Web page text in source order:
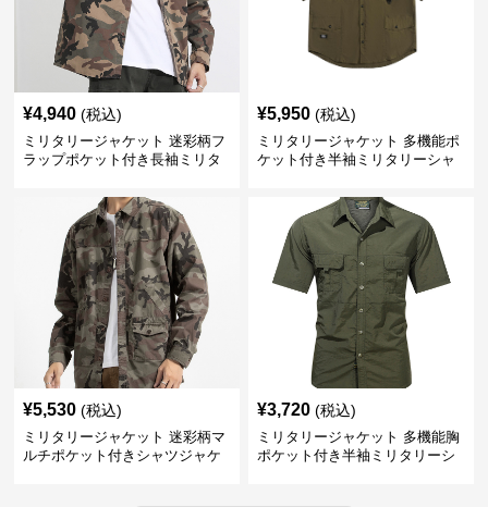
¥4,940 (税込)
ミリタリージャケット 迷彩柄フ
ラップポケット付き長袖ミリタ
¥5,950 (税込)
ミリタリージャケット 多機能ポ
ケット付き半袖ミリタリーシャ
¥5,530 (税込)
ミリタリージャケット 迷彩柄マ
ルチポケット付きシャツジャケ
¥3,720 (税込)
ミリタリージャケット 多機能胸
ポケット付き半袖ミリタリーシ